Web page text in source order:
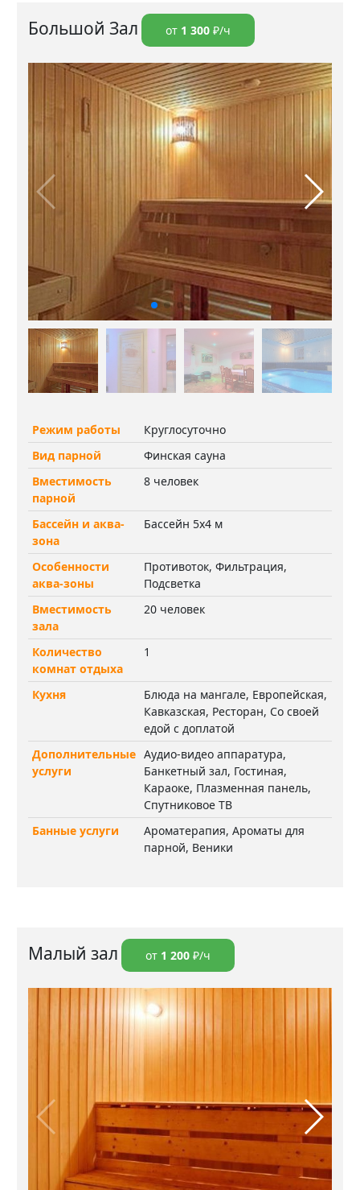
Большой Зал от 1 300 ₽/ч
Режим работы
Круглосуточно
Вид парной
Финская сауна
Вместимость
парной
8 человек
Бассейн и аква-
зона
Бассейн 5х4 м
Особенности
аква-зоны
Противоток, Фильтрация,
Подсветка
Вместимость
зала
20 человек
Количество
комнат отдыха
1
Кухня
Блюда на мангале, Европейская,
Кавказская, Ресторан, Со своей
едой с доплатой
Дополнительные
услуги
Аудио-видео аппаратура,
Банкетный зал, Гостиная,
Караоке, Плазменная панель,
Спутниковое ТВ
Банные услуги
Ароматерапия, Ароматы для
парной, Веники
Малый зал от 1 200 ₽/ч